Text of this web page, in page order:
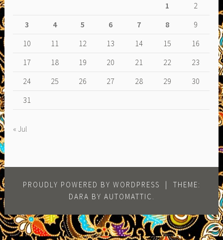
1
2
3
4 5 6 7 8
9
10
11 12 13 14 15
16
17
18 19 20 21 22
23
24
25 26 27 28 29
30
31
« Jul
PROUDLY POWERED BY WORDPRESS |
THEME:
DARA BY AUTOMATTIC .